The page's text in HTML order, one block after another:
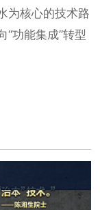
为核心的技术路
“功能集成”转型